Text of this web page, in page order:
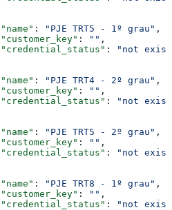
			"name"
: "PJE TRT5 - 1º grau" ,
			"customer_key"
: "" ,
			"credential_status"
:
"not
			"name"
: "PJE TRT4 - 2º grau" ,
			"customer_key"
: "" ,
			"credential_status"
:
"not
			"name"
: "PJE TRT5 - 2º grau" ,
			"customer_key"
: "" ,
			"credential_status"
:
"not
			"name"
: "PJE TRT8 - 1º grau" ,
			"customer_key"
: "" ,
			"credential_status"
:
"not